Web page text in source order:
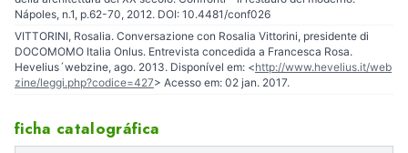
Nápoles, n.1, p.62-70, 2012. DOI: 10.4481/conf026
VITTORINI, Rosalia. Conversazione con Rosalia Vittorini, presidente di
DOCOMOMO Italia Onlus. Entrevista concedida a Francesca Rosa.
Hevelius´webzine, ago. 2013. Disponível em: <http://www.hevelius.it/web
zine/leggi.php?codice=427> Acesso em: 02 jan. 2017.
ficha catalográfica